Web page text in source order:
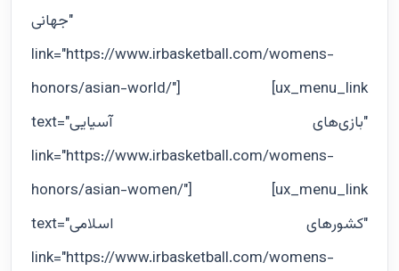
جهانى"
link="https://www.irbasketball.com/womens-
honors/asian-world/"] [ux_menu_link
text="بازی‌های آسیایی"
link="https://www.irbasketball.com/womens-
honors/asian-women/"] [ux_menu_link
text="كشورهاى اسلامى"
link="https://www.irbasketball.com/womens-